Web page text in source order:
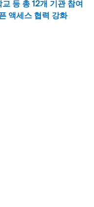
등 총 12개 기관 참여
액세스 협력 강화